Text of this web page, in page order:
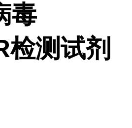
毒
检测试剂